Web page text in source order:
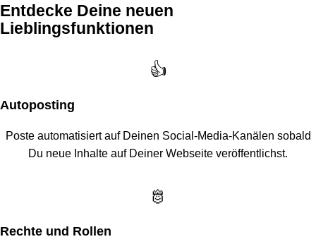
Entdecke Deine neuen
Lieblingsfunktionen
👍
Autoposting
Poste automatisiert auf Deinen Social-Media-Kanälen sobald
Du neue Inhalte auf Deiner Webseite veröffentlichst.
🫅
Rechte und Rollen